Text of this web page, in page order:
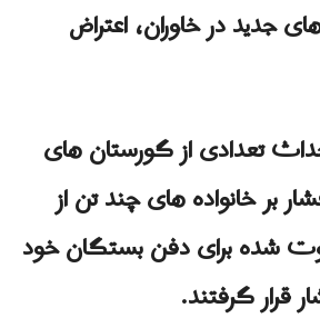
در خاوران، اعتراض
تعدادی از گورستان های
بر خانواده های چند تن از
شده برای دفن بستگان خود
قرار گرفتند.